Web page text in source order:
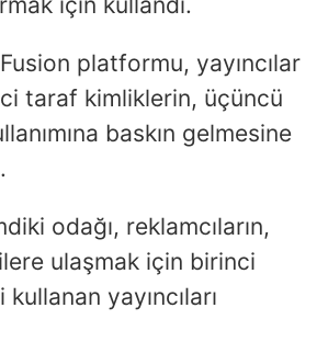
platformu, yayıncılar
taraf kimliklerin, üçüncü
baskın gelmesine
odağı, reklamcıların,
ulaşmak için birinci
yayıncıları